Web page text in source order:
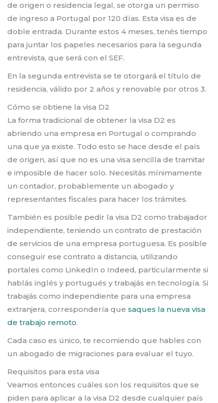
de origen o residencia legal, se otorga un permiso
de ingreso a Portugal por 120 días. Esta visa es de
doble entrada. Durante estos 4 meses, tenés tiempo
para juntar los papeles necesarios para la segunda
entrevista, que será con el SEF.
En la segunda entrevista se te otorgará el título de
residencia, válido por 2 años y renovable por otros 3.
Cómo se obtiene la visa D2
La forma tradicional de obtener la visa D2 es
abriendo una empresa en Portugal o comprando
una que ya existe. Todo esto se hace desde el país
de origen, así que no es una visa sencilla de tramitar
e imposible de hacer solo. Necesitás mínimamente
un contador, probablemente un abogado y
representantes fiscales para hacer los trámites.
También es posible pedir la visa D2 como trabajador
independiente, teniendo un contrato de prestación
de servicios de una empresa portuguesa. Es posible
conseguir ese contrato a distancia, utilizando
portales como LinkedIn o Indeed, particularmente si
hablás inglés y portugués y trabajás en tecnología. Si
trabajás como independiente para una empresa
extranjera, correspondería que saques la nueva visa
de trabajo remoto.
Cada caso es único, te recomiendo que hables con
un abogado de migraciones para evaluar el tuyo.
Requisitos para esta visa
Veamos entonces cuáles son los requisitos que se
piden para aplicar a la visa D2 desde cualquier país